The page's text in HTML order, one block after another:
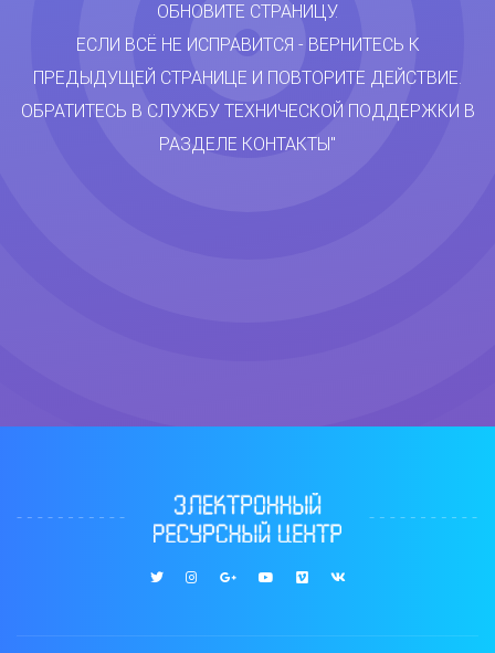
ОБНОВИТЕ СТРАНИЦУ.
ЕСЛИ ВСЁ НЕ ИСПРАВИТСЯ - ВЕРНИТЕСЬ К
ПРЕДЫДУЩЕЙ СТРАНИЦЕ И ПОВТОРИТЕ ДЕЙСТВИЕ.
ОБРАТИТЕСЬ В СЛУЖБУ ТЕХНИЧЕСКОЙ ПОДДЕРЖКИ В
РАЗДЕЛЕ КОНТАКТЫ"